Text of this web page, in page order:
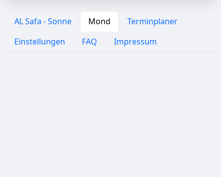
AL Safa - Sonne Mond
Terminplaner
Einstellungen
FAQ Impressum